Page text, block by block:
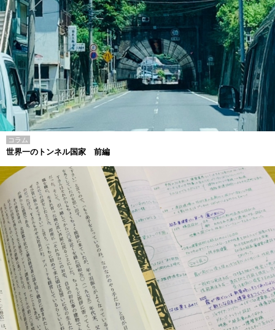
コラム
世界一のトンネル国家 前編